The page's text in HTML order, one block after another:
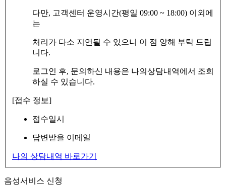
다만, 고객센터 운영시간(평일 09:00 ~ 18:00) 이외에
는
처리가 다소 지연될 수 있으니 이 점 양해 부탁 드립
니다.
로그인 후, 문의하신 내용은 나의상담내역에서 조회
하실 수 있습니다.
[접수 정보]
접수일시
답변받을 이메일
나의 상담내역 바로가기
음성서비스 신청